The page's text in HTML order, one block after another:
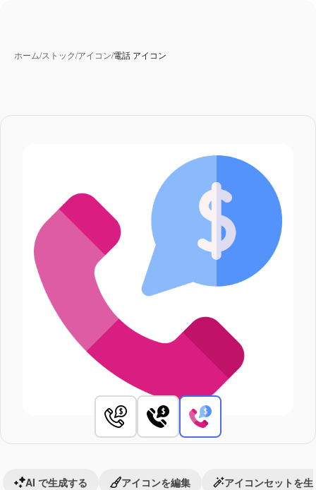
ホーム/ストック/アイコン/電話 アイコン
AI で生成する アイコンを編集 アイコンセットを生